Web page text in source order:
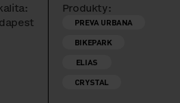
Produkty:
PREVA URBANA
BIKEPARK
ELIAS
CRYSTAL